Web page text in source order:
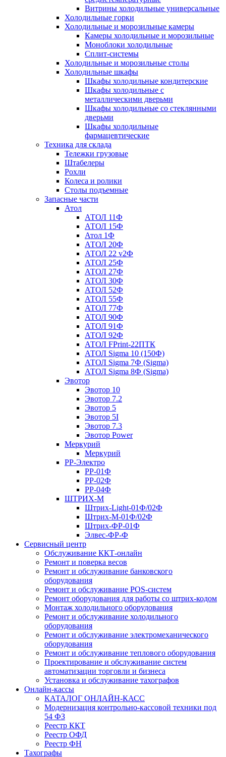
Витрины холодильные универсальные
Холодильные горки
Холодильные и морозильные камеры
Камеры холодильные и морозильные
Моноблоки холодильные
Сплит-системы
Холодильные и морозильные столы
Холодильные шкафы
Шкафы холодильные кондитерские
Шкафы холодильные с
металлическими дверьми
Шкафы холодильные со стеклянными
дверьми
Шкафы холодильные
фармацевтические
Техника для склада
Тележки грузовые
Штабелеры
Рохли
Колеса и ролики
Столы подъемные
Запасные части
Атол
АТОЛ 11Ф
АТОЛ 15Ф
Атол 1Ф
АТОЛ 20Ф
АТОЛ 22 v2Ф
АТОЛ 25Ф
АТОЛ 27Ф
АТОЛ 30Ф
АТОЛ 52Ф
АТОЛ 55Ф
АТОЛ 77Ф
АТОЛ 90Ф
АТОЛ 91Ф
АТОЛ 92Ф
АТОЛ FPrint-22ПТК
АТОЛ Sigma 10 (150Ф)
АТОЛ Sigma 7Ф (Sigma)
АТОЛ Sigma 8Ф (Sigma)
Эвотор
Эвотор 10
Эвотор 7.2
Эвотор 5
Эвотор 5I
Эвотор 7.3
Эвотор Power
Меркурий
Меркурий
РР-Электро
РР-01Ф
РР-02Ф
РР-04Ф
ШТРИХ-М
Штрих-Light-01Ф/02Ф
Штрих-М-01Ф/02Ф
Штрих-ФР-01Ф
Элвес-ФР-Ф
Сервисный центр
Обслуживание ККТ-онлайн
Ремонт и поверка весов
Ремонт и обслуживание банковского
оборудования
Ремонт и обслуживание POS-систем
Ремонт оборудования для работы со штрих-кодом
Монтаж холодильного оборудования
Ремонт и обслуживание холодильного
оборудования
Ремонт и обслуживание электромеханического
оборудования
Ремонт и обслуживание теплового оборудования
Проектирование и обслуживание систем
автоматизации торговли и бизнеса
Установка и обслуживание тахографов
Онлайн-кассы
КАТАЛОГ ОНЛАЙН-КАСС
Модернизация контрольно-кассовой техники под
54 ФЗ
Реестр ККТ
Реестр ОФД
Реестр ФН
Тахографы